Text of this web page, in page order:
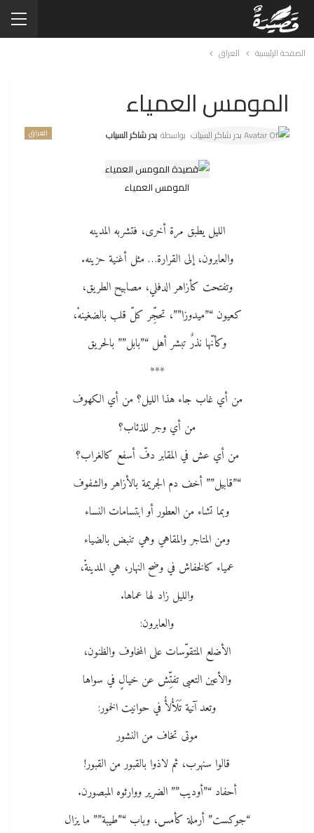
الصفحة الرئيسية العراق
المومس العمياء
العراق بواسطة بدر شاكر السياب
المومس العمياء
الليل يطبق مرة أخرى، فتشربه المدينه
والعابرون، إلى القرارة… مثل أغنية حزينه.
وتفتحت كأزاهر الدفلي، مصابيح الطريق،
كعيون “”ميدوزا””، تحجِّر كلّ قلب بالضغينهْ،
وكأنّها نذرٌ تبشر أهل “”بابل”” بالحريق
***
من أي غاب جاء هذا الليل؟ من أي الكهوف
من أي وجر للذئاب؟
من أي عش في المقابر دفّ أسفع كالغراب؟
“”قابيل”” أخف دم الجريمة بالأزاهر والشفوف
وبما تشاء من العطور أو ابتسامات النساء
ومن المتاجر والمقاهي وهي تنبض بالضياء
عمياء كالخفاش في وضح النهار، هي المدينةْ،
والليل زاد لها عماها.
والعابرون:
الأضلع المتقوّسات على المخاوف والظنون،
والأعين التعبى تفتِّش عن خيالٍ في سواها
وتعد آنية تَلَأْلأُ في حوانيت الخمور:
موتى تخاف من النشور
قالوا سنهرب، ثم لاذوا بالقبور من القبور!
أحفاد “”أوديب”” الضرير ووارثوه المبصورن.
“جوكست” أرملة كأمس، وباب “”طيبة”” ما يزال